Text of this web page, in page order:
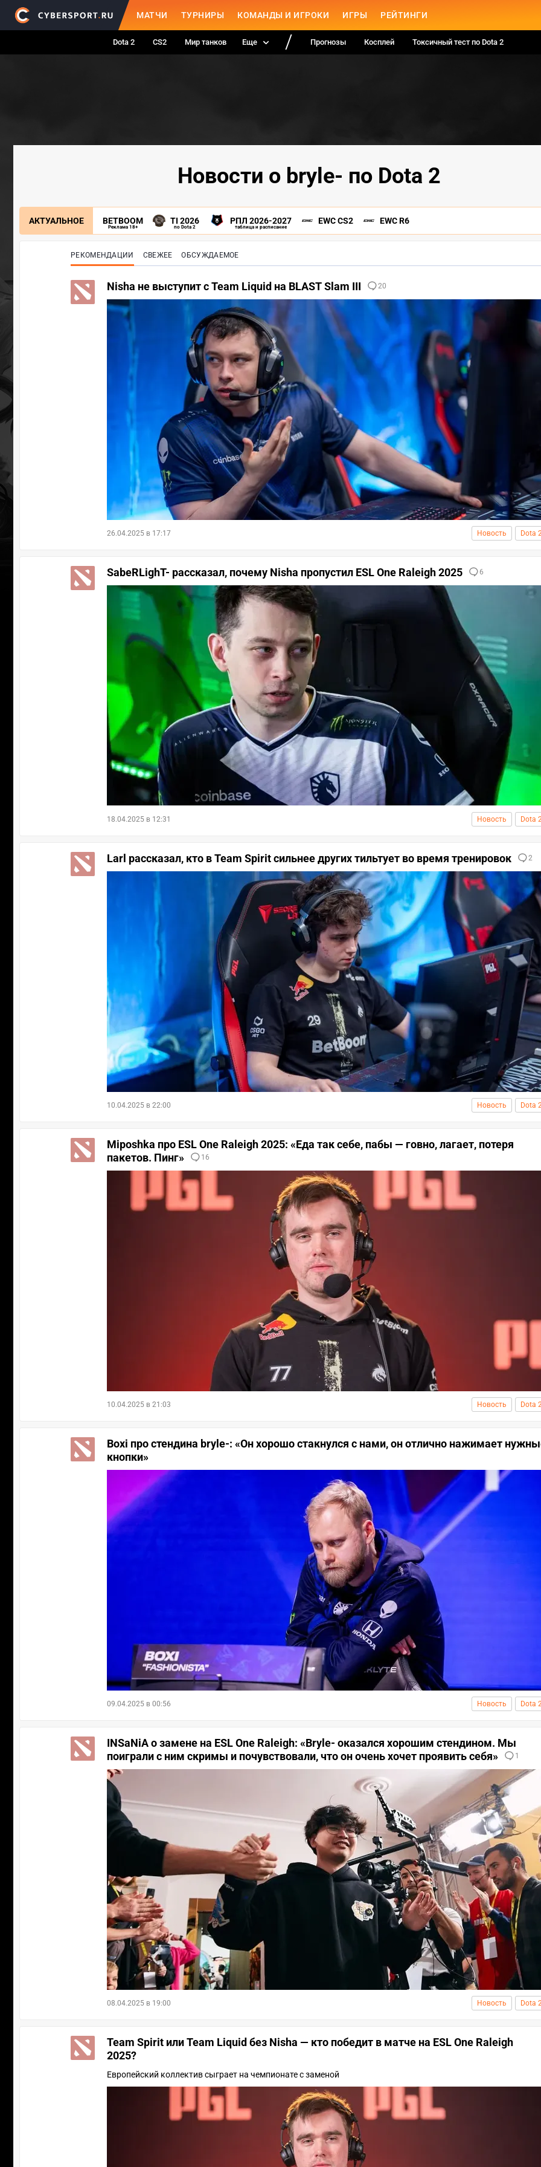
МАТЧИ ТУРНИРЫ КОМАНДЫ И ИГРОКИ ИГРЫ РЕЙТИНГИ
Dota 2 CS2 Мир танков Еще Прогнозы Косплей Токсичный тест по Dota 2
Новости о bryle- по Dota 2
АКТУАЛЬНОЕ BETBOOM
Реклама 18+
TI 2026
по Dota 2
РПЛ 2026-2027
таблица и расписание
EWC CS2 EWC R6
РЕКОМЕНДАЦИИ СВЕЖЕЕ ОБСУЖДАЕМОЕ
Nisha не выступит с Team Liquid на BLAST Slam III 20
26.04.2025 в 17:17 Новость Dota
SabeRLighT- рассказал, почему Nisha пропустил ESL One Raleigh 2025 6
18.04.2025 в 12:31 Новость Dota
Larl рассказал, кто в Team Spirit сильнее других тильтует во время тренировок 2
10.04.2025 в 22:00 Новость Dota
Miposhka про ESL One Raleigh 2025: «Еда так себе, пабы — говно, лагает, потеря
пакетов. Пинг»
16
10.04.2025 в 21:03 Новость Dota
Boxi про стендина bryle-: «Он хорошо стакнулся с нами, он отлично нажимает
кнопки»
09.04.2025 в 00:56 Новость Dota
INSaNiA о замене на ESL One Raleigh: «Bryle- оказался хорошим стендином. Мы
поиграли с ним скримы и почувствовали, что он очень хочет проявить себя»
1
08.04.2025 в 19:00 Новость Dota
Team Spirit или Team Liquid без Nisha — кто победит в матче на ESL One Raleigh
2025?
Европейский коллектив сыграет на чемпионате с заменой